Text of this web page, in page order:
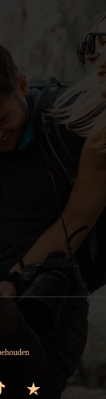
trustpilot